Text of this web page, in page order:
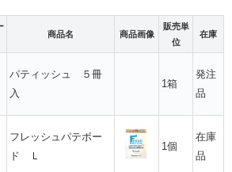
商品名 商品画像
販売単
位
在庫
パティッシュ ５冊
入
1箱
発注
品
フレッシュパテボー
ド Ｌ
1個
在庫
品